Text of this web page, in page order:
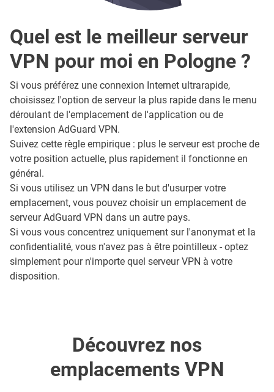
Quel est le meilleur serveur
VPN pour moi en Pologne ?
Si vous préférez une connexion Internet ultrarapide,
choisissez l'option de serveur la plus rapide dans le menu
déroulant de l'emplacement de l'application ou de
l'extension AdGuard VPN.
Suivez cette règle empirique : plus le serveur est proche de
votre position actuelle, plus rapidement il fonctionne en
général.
Si vous utilisez un VPN dans le but d'usurper votre
emplacement, vous pouvez choisir un emplacement de
serveur AdGuard VPN dans un autre pays.
Si vous vous concentrez uniquement sur l'anonymat et la
confidentialité, vous n'avez pas à être pointilleux - optez
simplement pour n'importe quel serveur VPN à votre
disposition.
Découvrez nos
emplacements VPN